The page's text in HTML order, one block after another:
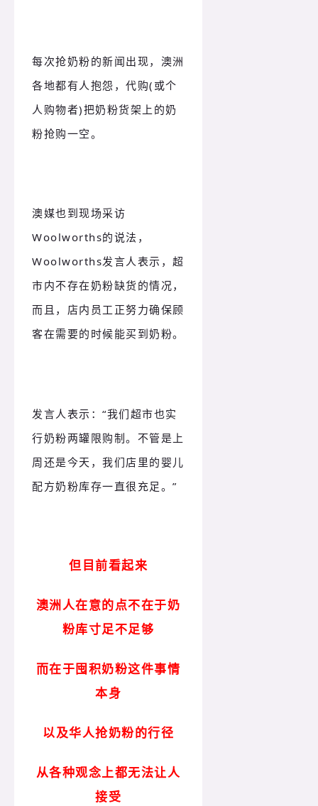
每次抢奶粉的新闻出现，澳洲
各地都有人抱怨，代购(或个
人购物者)把奶粉货架上的奶
粉抢购一空。
澳媒也到现场采访
Woolworths的说法，
Woolworths发言人表示，超
市内不存在奶粉缺货的情况，
而且，店内员工正努力确保顾
客在需要的时候能买到奶粉。
发言人表示：“我们超市也实
行奶粉两罐限购制。不管是上
周还是今天，我们店里的婴儿
配方奶粉库存一直很充足。”
但目前看起来
澳洲人在意的点不在于奶
粉库寸足不足够
而在于囤积奶粉这件事情
本身
以及华人抢奶粉的行径
从各种观念上都无法让人
接受